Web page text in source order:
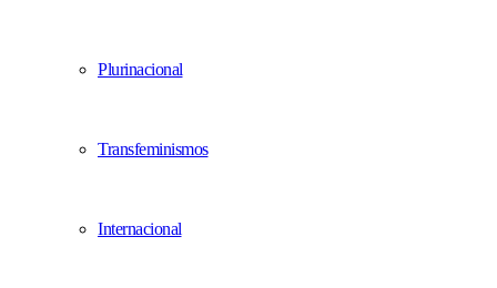
Plurinacional
Transfeminismos
Internacional